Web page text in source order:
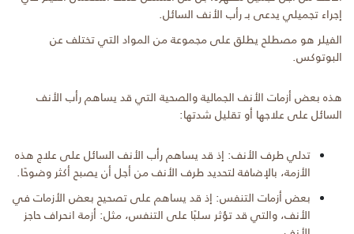
إجراء تجميلي يدعى بـ رأب الأنف السائل.
الفيلر هو مصطلح يطلق على مجموعة من المواد التي تختلف عن
البوتوكس.
هذه بعض أزمات الأنف الجمالية والصحية التي قد يساهم رأب الأنف
السائل على علاجها أو تقليل شدتها:
تدلي طرف الأنف: إذ قد يساهم رأب الأنف السائل على علاج هذه
الأزمة، بالإضافة لتحديد طرف الأنف من أجل أن يصبح أكثر وضوحًا.
بعض أزمات التنفس: إذ قد يساهم على تصحيح بعض الأزمات في
الأنف، والتي قد تؤثر سلبًا على التنفس، مثل: أزمة انحراف حاجز